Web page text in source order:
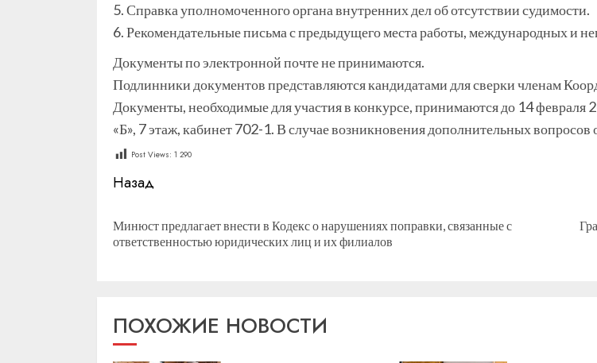
5. Справка уполномоченного органа внутренних дел об отсутствии судимости.
6. Рекомендательные письма с предыдущего места работы, международных и
Документы по электронной почте не принимаются.
Подлинники документов представляются кандидатами для сверки членам
Документы, необходимые для участия в конкурсе, принимаются до 14 февраля
«Б», 7 этаж, кабинет 702-1. В случае возникновения дополнительных
Post Views: 1 290
Продолжить
Назад
Минюст предлагает внести в Кодекс о нарушениях поправки, связанные с
ответственностью юридических лиц и их филиалов
ПОХОЖИЕ НОВОСТИ